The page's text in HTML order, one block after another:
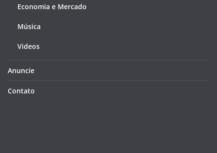
Economia e Mercado
Música
Videos
Anuncie
Contato